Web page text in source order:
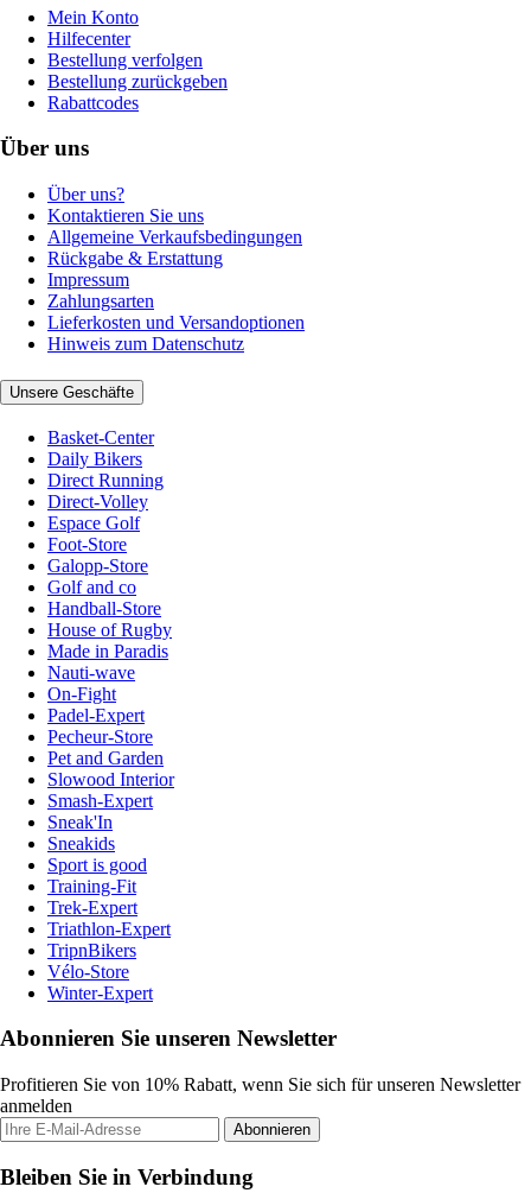
Mein Konto
Hilfecenter
Bestellung verfolgen
Bestellung zurückgeben
Rabattcodes
Über uns
Über uns?
Kontaktieren Sie uns
Allgemeine Verkaufsbedingungen
Rückgabe & Erstattung
Impressum
Zahlungsarten
Lieferkosten und Versandoptionen
Hinweis zum Datenschutz
Unsere Geschäfte
Basket-Center
Daily Bikers
Direct Running
Direct-Volley
Espace Golf
Foot-Store
Galopp-Store
Golf and co
Handball-Store
House of Rugby
Made in Paradis
Nauti-wave
On-Fight
Padel-Expert
Pecheur-Store
Pet and Garden
Slowood Interior
Smash-Expert
Sneak'In
Sneakids
Sport is good
Training-Fit
Trek-Expert
Triathlon-Expert
TripnBikers
Vélo-Store
Winter-Expert
Abonnieren Sie unseren Newsletter
Profitieren Sie von 10% Rabatt, wenn Sie sich für unseren Newsletter
anmelden
Abonnieren
Bleiben Sie in Verbindung